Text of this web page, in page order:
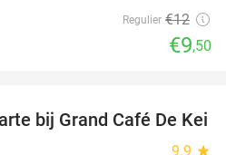
Regulier €12
€9,50
21%
bij Grand Café De Kei
9.9 star